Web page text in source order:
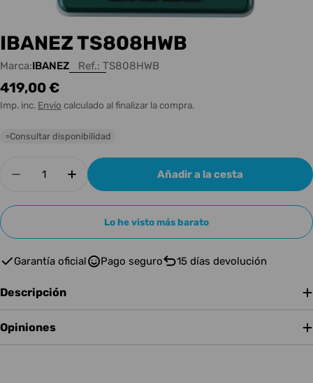
IBANEZ TS808HWB
Marca:IBANEZ Ref.: TS808HWB
Precio
habitual
419,00 €
Imp. inc. Envío calculado al finalizar la compra.
○Consultar disponibilidad
Disminuir cantidad para IBANEZ TS808HWB
Aumentar cantidad para IBANEZ
Añadir a la cesta
Lo he visto más barato
Garantía oficial Pago seguro 15 días devolución
Descripción
Opiniones